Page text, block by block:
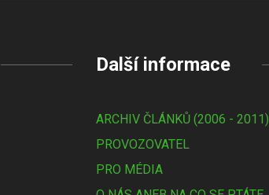
Další informace
ARCHIV ČLÁNKŮ (2006 - 2011)
PROVOZOVATEL
PRO MÉDIA